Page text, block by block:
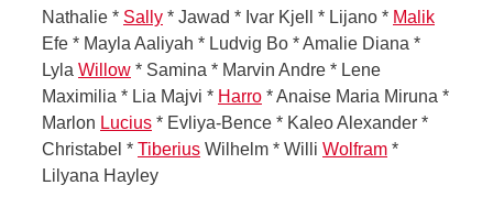
Nathalie * Sally * Jawad * Ivar Kjell * Lijano * Malik
Efe * Mayla Aaliyah * Ludvig Bo * Amalie Diana *
Lyla Willow * Samina * Marvin Andre * Lene
Maximilia * Lia Majvi * Harro * Anaise Maria Miruna *
Marlon Lucius * Evliya-Bence * Kaleo Alexander *
Christabel * Tiberius Wilhelm * Willi Wolfram *
Lilyana Hayley